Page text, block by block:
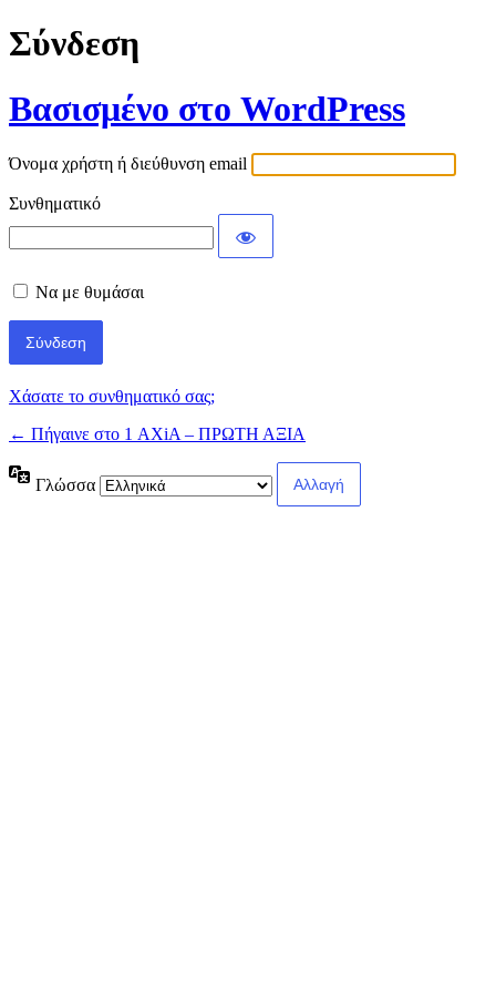
Σύνδεση
Βασισμένο στο WordPress
Όνομα χρήστη ή διεύθυνση email
Συνθηματικό
Να με θυμάσαι
Χάσατε το συνθηματικό σας;
← Πήγαινε στο 1 AXiA – ΠΡΩΤΗ ΑΞΙΑ
Γλώσσα